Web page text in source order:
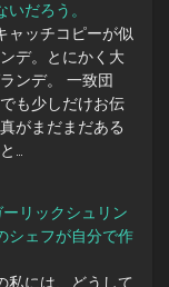
だろう。
ャッチコピーが似
デ。とにかく大
ンデ。 一致団
も少しだけお伝
がまだまだある
…
リックシュリン
シェフが自分で作
私には、どうして